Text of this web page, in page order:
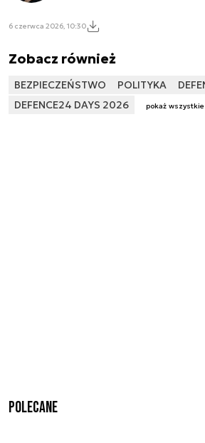
6 czerwca 2026, 10:30
Zobacz również
BEZPIECZEŃSTWO POLITYKA
DEFENCE24 DAYS 2026
pokaż wszystkie
Polecane